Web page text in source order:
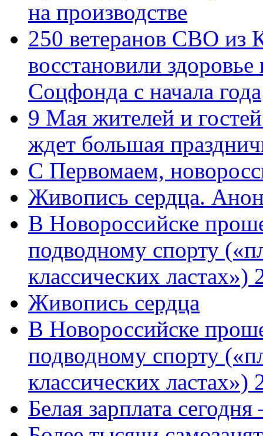
на производстве
250 ветеранов СВО из
восстановили
Соцфонда с начала года
9 Мая жителей и
ждет большая
C Первомаем,
Живопись сердца.
В Новороссийске
подводному спорту
классических
Живопись сердца
В Новороссийске
подводному спорту
классических ластах»)
Белая зарплата